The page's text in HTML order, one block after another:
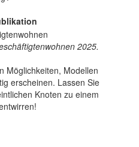
2025.
Möglichkeiten, Modellen
erscheinen. Lassen Sie
Knoten zu einem